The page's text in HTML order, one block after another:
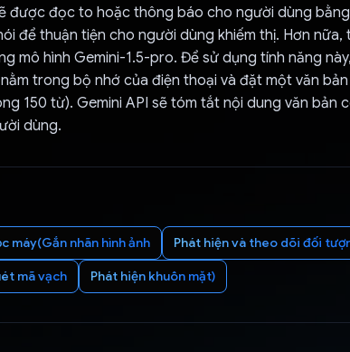
được đọc to hoặc thông báo cho người dùng
để thuận tiện cho người dùng khiếm thị. Hơn nữa,
mô hình Gemini-1.5-pro. Để sử dụng tính năng
trong bộ nhớ của điện thoại và đặt một văn bản
150 từ). Gemini API sẽ tóm tắt nội dung văn bản
dùng.
máy(Gắn nhãn hình ảnh Phát hiện và theo dõi đối
mã vạch Phát hiện khuôn mặt)